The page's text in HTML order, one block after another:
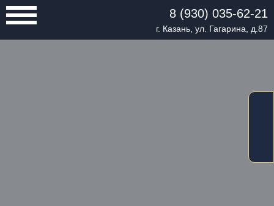
8 (930) 035-62-21
г. Казань, ул. Гагарина, д.87